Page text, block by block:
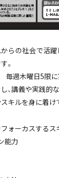
からの社会で活
。
週木曜日5限に
、講義や実践的
キルを身に着け
ォーカスするス
能力